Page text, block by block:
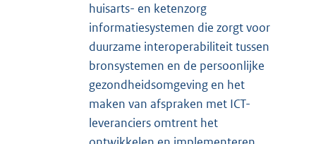
huisarts- en ketenzorg
informatiesystemen die zorgt voor
duurzame interoperabiliteit tussen
bronsystemen en de persoonlijke
gezondheidsomgeving en het
maken van afspraken met ICT-
leveranciers omtrent het